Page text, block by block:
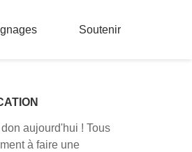
Soutenir
aujourd'hui ! Tous
à faire une